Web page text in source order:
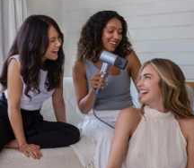
DECEMBER 19 2025
Os melhores
para homens
looks modernos
cabelos grisalhos